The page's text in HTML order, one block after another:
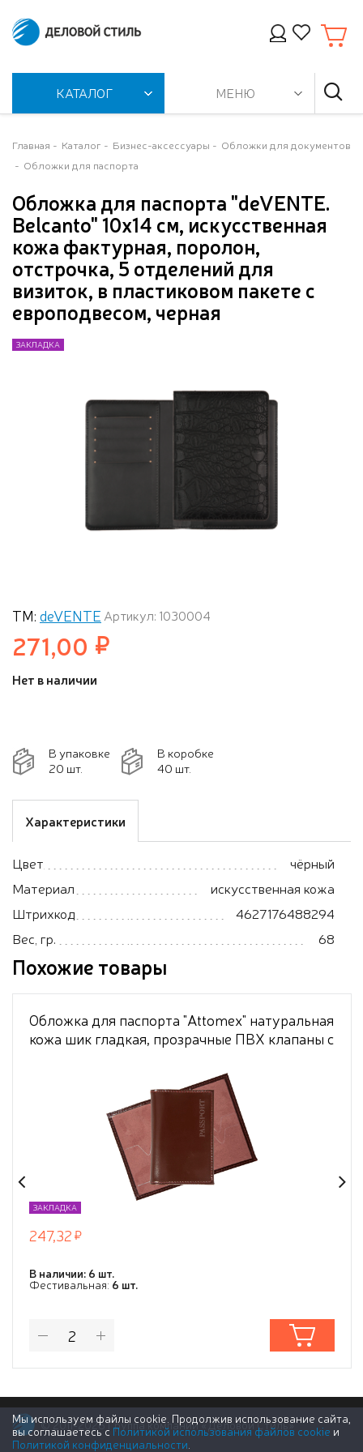
КАТАЛОГ МЕНЮ
Главная Каталог Бизнес-аксессуары
Обложки для документов
Обложки для паспорта
Обложка для паспорта "deVENTE.
Belcanto" 10x14 см, искусственная
кожа фактурная, поролон,
отстрочка, 5 отделений для
визиток, в пластиковом пакете с
европодвесом, черная
ЗАКЛАДКА
ЗАКЛАДКА
ТМ: deVENTE Артикул: 1030004
271,00
Нет в наличии
В упаковке
20 шт.
В коробке
40 шт.
Характеристики
Цвет
чёрный
Материал
искусственная кожа
Штрихкод
4627176488294
Вес, гр.
68
Похожие товары
Обложка для паспорта "Attomex" натуральная
кожа шик гладкая, прозрачные ПВХ клапаны с
скругленные уголки, бордовая
ЗАКЛАДКА
247,32
В наличии: 6 шт.
Фестивальная: 6 шт.
© 2011-2026 Группа компаний «Деловой Стиль»
Мы используем файлы cookie. Продолжив использование сайта,
вы соглашаетесь с Политикой использования файлов cookie и
Политикой конфиденциальности